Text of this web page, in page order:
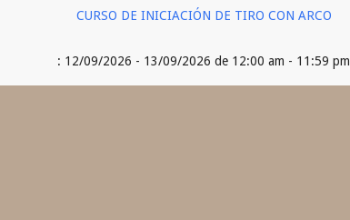
CURSO DE INICIACIÓN DE TIRO CON ARCO
: 12/09/2026 - 13/09/2026 de 12:00 am - 11:59 pm